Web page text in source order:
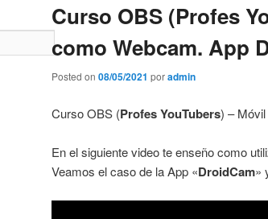
Curso OBS (Profes
como Webcam. App
Posted on 08/05/2021 poradmin
Curso OBS (Profes YouTubers) –
En el siguiente video te enseño como
Veamos el caso de la App «DroidCam»